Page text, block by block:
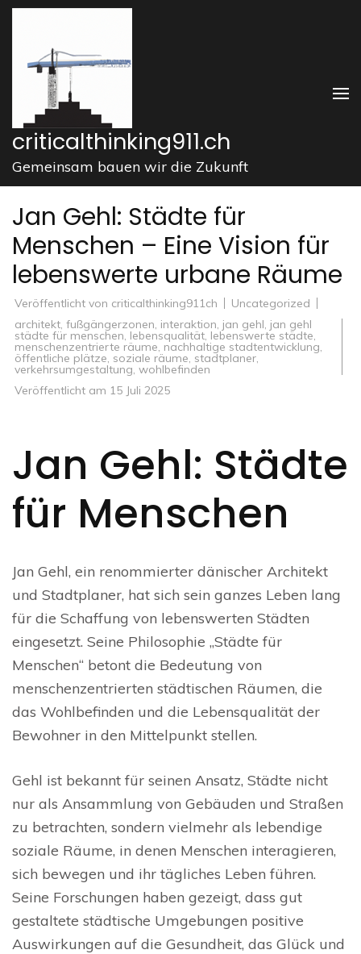
Zum
springen
drücken)
criticalthinking911.ch
Gemeinsam bauen wir die Zukunft
Jan Gehl: Städte für
Menschen – Eine Vision für
lebenswerte urbane Räume
Veröffentlicht von criticalthinking911ch
Uncategorized
architekt, fußgängerzonen, interaktion, jan gehl, jan gehl
städte für menschen, lebensqualität, lebenswerte städte,
menschenzentrierte räume, nachhaltige stadtentwicklung,
öffentliche plätze, soziale räume, stadtplaner,
verkehrsumgestaltung, wohlbefinden
Veröffentlicht am 15 Juli 2025
Jan Gehl: Städte
für Menschen
Jan Gehl, ein renommierter dänischer Architekt
und Stadtplaner, hat sich sein ganzes Leben lang
für die Schaffung von lebenswerten Städten
eingesetzt. Seine Philosophie „Städte für
Menschen“ betont die Bedeutung von
menschenzentrierten städtischen Räumen, die
das Wohlbefinden und die Lebensqualität der
Bewohner in den Mittelpunkt stellen.
Gehl ist bekannt für seinen Ansatz, Städte nicht
nur als Ansammlung von Gebäuden und Straßen
zu betrachten, sondern vielmehr als lebendige
soziale Räume, in denen Menschen interagieren,
sich bewegen und ihr tägliches Leben führen.
Seine Forschungen haben gezeigt, dass gut
gestaltete städtische Umgebungen positive
Auswirkungen auf die Gesundheit, das Glück und